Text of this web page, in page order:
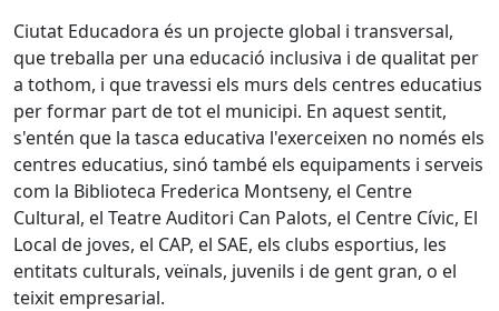
Ciutat Educadora és un projecte global i transversal,
que treballa per una educació inclusiva i de qualitat per
a tothom, i que travessi els murs dels centres educatius
per formar part de tot el municipi. En aquest sentit,
s'entén que la tasca educativa l'exerceixen no només els
centres educatius, sinó també els equipaments i serveis
com la Biblioteca Frederica Montseny, el Centre
Cultural, el Teatre Auditori Can Palots, el Centre Cívic, El
Local de joves, el CAP, el SAE, els clubs esportius, les
entitats culturals, veïnals, juvenils i de gent gran, o el
teixit empresarial.